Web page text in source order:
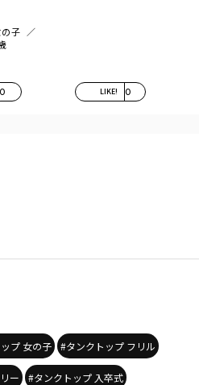
子
0 LIKE! 0
プ 女の子 #タンクトップ フリル
ー #タンクトップ 入卒式